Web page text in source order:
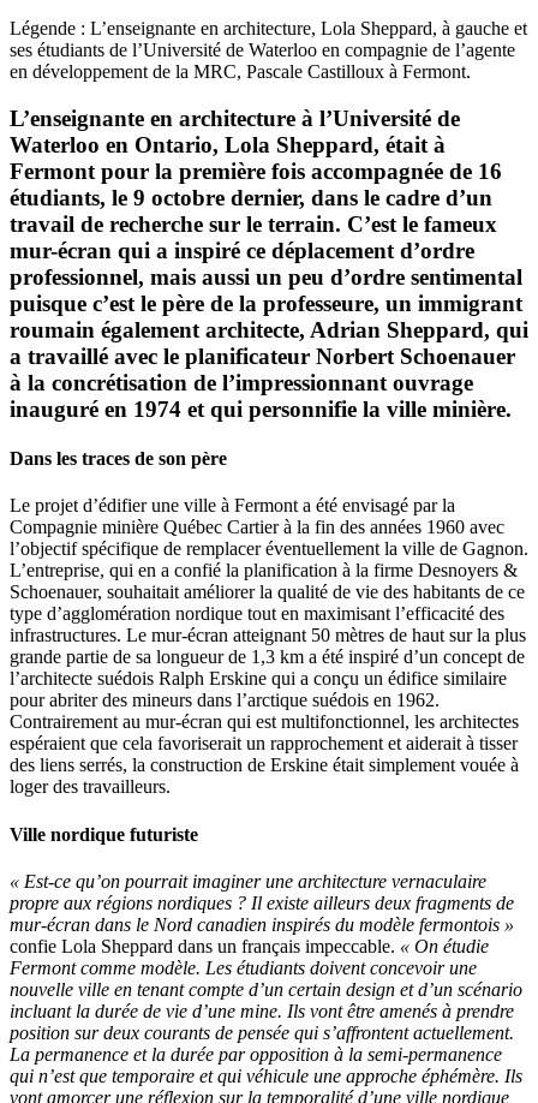
Légende : L’enseignante en architecture, Lola Sheppard, à gauche et
ses étudiants de l’Université de Waterloo en compagnie de l’agente
en développement de la MRC, Pascale Castilloux à Fermont.
L’enseignante en architecture à l’Université de
Waterloo en Ontario, Lola Sheppard, était à
Fermont pour la première fois accompagnée de 16
étudiants, le 9 octobre dernier, dans le cadre d’un
travail de recherche sur le terrain. C’est le fameux
mur-écran qui a inspiré ce déplacement d’ordre
professionnel, mais aussi un peu d’ordre sentimental
puisque c’est le père de la professeure, un immigrant
roumain également architecte, Adrian Sheppard, qui
a travaillé avec le planificateur Norbert Schoenauer
à la concrétisation de l’impressionnant ouvrage
inauguré en 1974 et qui personnifie la ville minière.
Dans les traces de son père
Le projet d’édifier une ville à Fermont a été envisagé par la
Compagnie minière Québec Cartier à la fin des années 1960 avec
l’objectif spécifique de remplacer éventuellement la ville de Gagnon.
L’entreprise, qui en a confié la planification à la firme Desnoyers &
Schoenauer, souhaitait améliorer la qualité de vie des habitants de ce
type d’agglomération nordique tout en maximisant l’efficacité des
infrastructures. Le mur-écran atteignant 50 mètres de haut sur la plus
grande partie de sa longueur de 1,3 km a été inspiré d’un concept de
l’architecte suédois Ralph Erskine qui a conçu un édifice similaire
pour abriter des mineurs dans l’arctique suédois en 1962.
Contrairement au mur-écran qui est multifonctionnel, les architectes
espéraient que cela favoriserait un rapprochement et aiderait à tisser
des liens serrés, la construction de Erskine était simplement vouée à
loger des travailleurs.
Ville nordique futuriste
« Est-ce qu’on pourrait imaginer une architecture vernaculaire
propre aux régions nordiques ? Il existe ailleurs deux fragments de
mur-écran dans le Nord canadien inspirés du modèle fermontois »
confie Lola Sheppard dans un français impeccable. « On étudie
Fermont comme modèle. Les étudiants doivent concevoir une
nouvelle ville en tenant compte d’un certain design et d’un scénario
incluant la durée de vie d’une mine. Ils vont être amenés à prendre
position sur deux courants de pensée qui s’affrontent actuellement.
La permanence et la durée par opposition à la semi-permanence
qui n’est que temporaire et qui véhicule une approche éphémère. Ils
vont amorcer une réflexion sur la temporalité d’une ville nordique